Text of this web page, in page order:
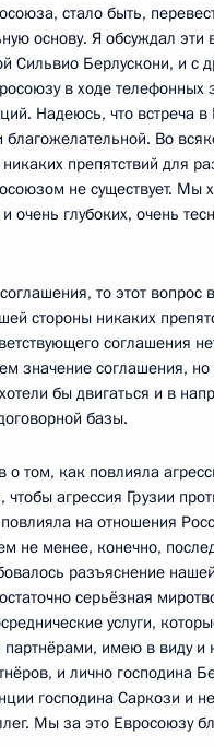
стало быть,
основу. Я обсуждал эти
Сильвио Берлускони, и с
в ходе телефонных
Надеюсь, что встреча
благожелательной. Во
препятствий для
не существует. Мы
очень глубоких, очень
то этот вопрос
стороны никаких
соглашения
значение соглашения,
бы двигаться и в
базы.
о том, как повлияла
чтобы агрессия Грузии
на отношения
не менее, конечно,
разъяснение
серьёзная
услуги,
имею в виду и
и лично господина
господина Саркози и
Мы за это Евросоюзу